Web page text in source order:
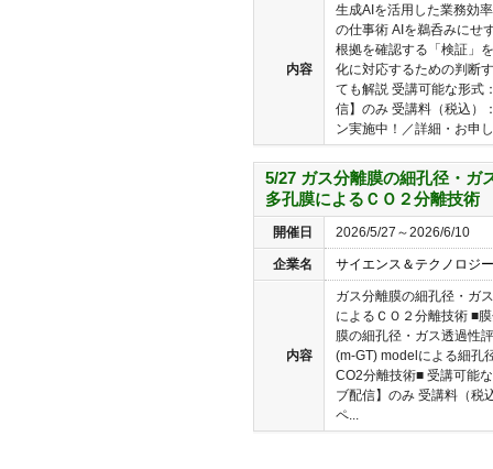
内容
生成AIを活用した業務効
の仕事術 AIを鵜呑みにせ
根拠を確認する「検証」
化に対応するための判断
ても解説 受講可能な形式
信】のみ 受講料（税込）
ン実施中！／詳細・お申
5/27 ガス分離膜の細孔径・ガ
多孔膜によるＣＯ２分離技術
開催日 2026/5/27～2026/6/10
企業名 サイエンス＆テクノロジ
内容
ガス分離膜の細孔径・ガ
によるＣＯ２分離技術 ■
膜の細孔径・ガス透過性
(m-GT) modelによる細孔
CO2分離技術■ 受講可能
ブ配信】のみ 受講料（税
ペ...